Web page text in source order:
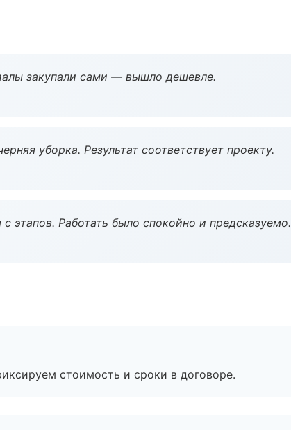
закупали сами — вышло дешевле.
уборка. Результат соответствует проекту.
этапов. Работать было спокойно и предсказуемо.
стоимость и сроки в договоре.